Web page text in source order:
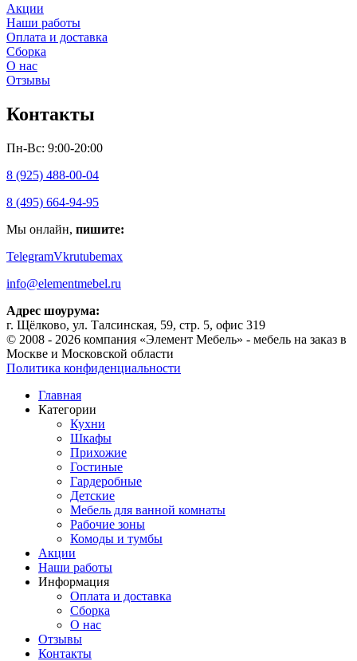
Акции
Наши работы
Оплата и доставка
Сборка
О нас
Отзывы
Контакты
Пн-Вс: 9:00-20:00
8 (925) 488-00-04
8 (495) 664-94-95
Мы онлайн, пишите:
TelegramVkrutubemax
info@elementmebel.ru
Адрес шоурума:
г. Щёлково, ул. Талсинская, 59, стр. 5, офис 319
© 2008 - 2026 компания «Элемент Мебель» - мебель на заказ в
Москве и Московской области
Политика конфиденциальности
Главная
Категории
Кухни
Шкафы
Прихожие
Гостиные
Гардеробные
Детские
Мебель для ванной комнаты
Рабочие зоны
Комоды и тумбы
Акции
Наши работы
Информация
Оплата и доставка
Сборка
О нас
Отзывы
Контакты